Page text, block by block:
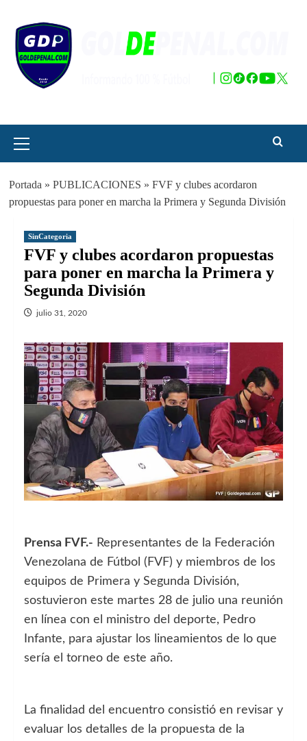
contenido
principal
Portada » PUBLICACIONES » FVF y clubes acordaron
propuestas para poner en marcha la Primera y Segunda División
SinCategoria
FVF y clubes acordaron propuestas
para poner en marcha la Primera y
Segunda División
julio 31, 2020
Prensa FVF.- Representantes de la Federación
Venezolana de Fútbol (FVF) y miembros de los
equipos de Primera y Segunda División,
sostuvieron este martes 28 de julio una reunión
en línea con el ministro del deporte, Pedro
Infante, para ajustar los lineamientos de lo que
sería el torneo de este año.
La finalidad del encuentro consistió en revisar y
evaluar los detalles de la propuesta de la